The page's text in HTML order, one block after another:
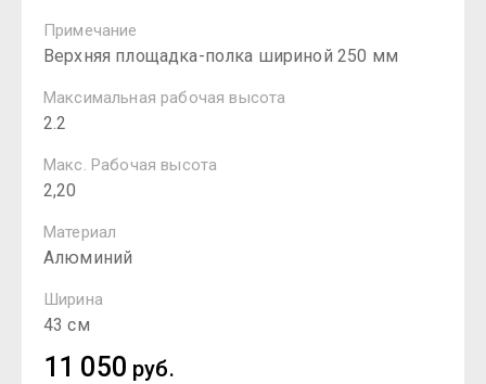
Примечание
Верхняя площадка-полка шириной 250 мм
Максимальная рабочая высота
2.2
Макс. Рабочая высота
2,20
Материал
Алюминий
Ширина
43 см
11 050 руб.